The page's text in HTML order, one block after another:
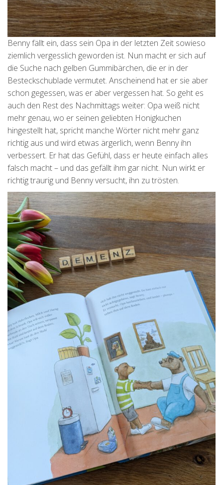
Benny fällt ein, dass sein Opa in der letzten Zeit sowieso
ziemlich vergesslich geworden ist. Nun macht er sich auf
die Suche nach gelben Gummibärchen, die er in der
Besteckschublade vermutet. Anscheinend hat er sie aber
schon gegessen, was er aber vergessen hat. So geht es
auch den Rest des Nachmittags weiter: Opa weiß nicht
mehr genau, wo er seinen geliebten Honigkuchen
hingestellt hat, spricht manche Wörter nicht mehr ganz
richtig aus und wird etwas ärgerlich, wenn Benny ihn
verbessert. Er hat das Gefühl, dass er heute einfach alles
falsch macht – und das gefällt ihm gar nicht. Nun wirkt er
richtig traurig und Benny versucht, ihn zu trösten.